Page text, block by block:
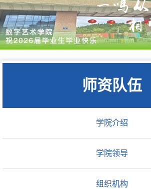
师资队伍
学院介绍
学院领导
组织机构